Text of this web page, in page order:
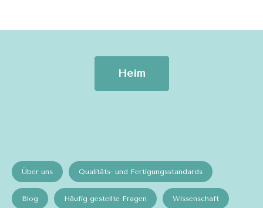
Heim
Über uns Qualitäts- und Fertigungsstandards
Blog Häufig gestellte Fragen Wissenschaft